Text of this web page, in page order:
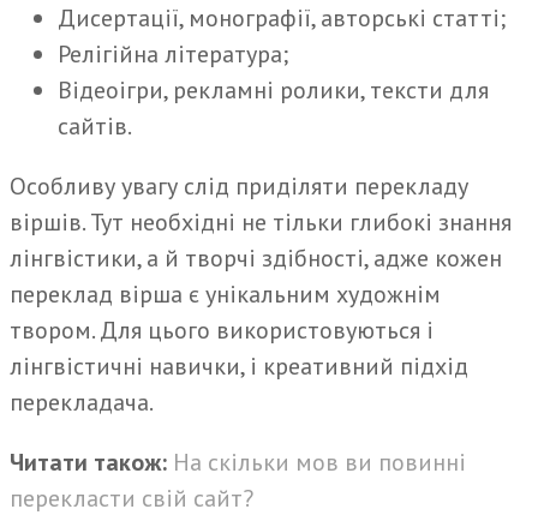
Дисертації, монографії, авторські статті;
Релігійна література;
Відеоігри, рекламні ролики, тексти для
сайтів.
Особливу увагу слід приділяти перекладу
віршів. Тут необхідні не тільки глибокі знання
лінгвістики, а й творчі здібності, адже кожен
переклад вірша є унікальним художнім
твором. Для цього використовуються і
лінгвістичні навички, і креативний підхід
перекладача.
Читати також: На скільки мов ви повинні
перекласти свій сайт?